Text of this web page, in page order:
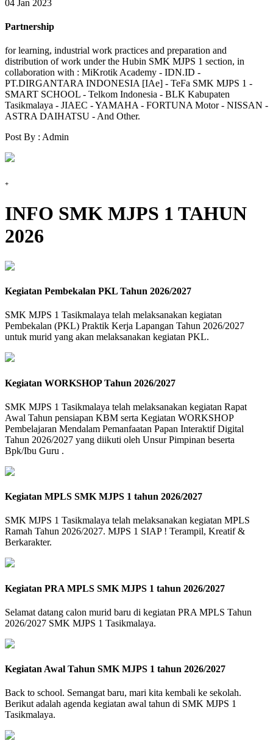
04 Jan 2023
Partnership
for learning, industrial work practices and preparation and
distribution of work under the Hubin SMK MJPS 1 section, in
collaboration with : MiKrotik Academy - IDN.ID -
PT.DIRGANTARA INDONESIA [IAe] - TeFa SMK MJPS 1 -
SMART SCHOOL - Telkom Indonesia - BLK Kabupaten
Tasikmalaya - JIAEC - YAMAHA - FORTUNA Motor - NISSAN -
ASTRA DAIHATSU - And Other.
Post By : Admin
+
INFO SMK MJPS 1 TAHUN
2026
Kegiatan Pembekalan PKL Tahun 2026/2027
SMK MJPS 1 Tasikmalaya telah melaksanakan kegiatan
Pembekalan (PKL) Praktik Kerja Lapangan Tahun 2026/2027
untuk murid yang akan melaksanakan kegiatan PKL.
Kegiatan WORKSHOP Tahun 2026/2027
SMK MJPS 1 Tasikmalaya telah melaksanakan kegiatan Rapat
Awal Tahun pensiapan KBM serta Kegiatan WORKSHOP
Pembelajaran Mendalam Pemanfaatan Papan Interaktif Digital
Tahun 2026/2027 yang diikuti oleh Unsur Pimpinan beserta
Bpk/Ibu Guru .
Kegiatan MPLS SMK MJPS 1 tahun 2026/2027
SMK MJPS 1 Tasikmalaya telah melaksanakan kegiatan MPLS
Ramah Tahun 2026/2027. MJPS 1 SIAP ! Terampil, Kreatif &
Berkarakter.
Kegiatan PRA MPLS SMK MJPS 1 tahun 2026/2027
Selamat datang calon murid baru di kegiatan PRA MPLS Tahun
2026/2027 SMK MJPS 1 Tasikmalaya.
Kegiatan Awal Tahun SMK MJPS 1 tahun 2026/2027
Back to school. Semangat baru, mari kita kembali ke sekolah.
Berikut adalah agenda kegiatan awal tahun di SMK MJPS 1
Tasikmalaya.